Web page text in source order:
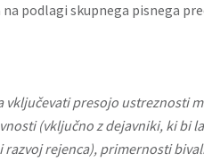
podlagi skupnega pisnega
vključevati presojo ustreznosti
(vključno z dejavniki, ki bi
razvoj rejenca), primernosti